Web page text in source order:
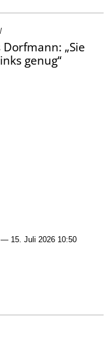
„Sie
genug“
— 15. Juli 2026 10:50